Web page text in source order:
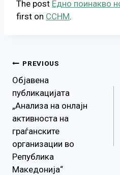
The post Едно поинакво
first on ССНМ.
Навигација
на
напис
PREVIOUS
Објавена
публикацијата
„Анализа на онлајн
активноста на
граѓанските
организации во
Република
Македонија“